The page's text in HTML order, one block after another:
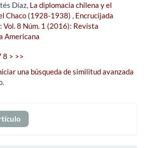
Díaz, La diplomacia chilena y el
Chaco (1928-1938) , Encrucijada
Vol. 8 Núm. 1 (2016): Revista
Americana
8 > >>
una búsqueda de similitud avanzada